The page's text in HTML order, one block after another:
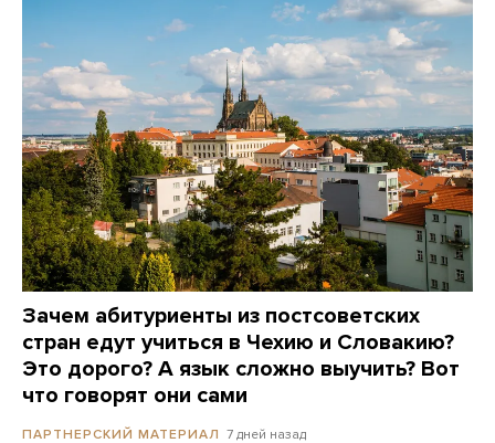
Зачем абитуриенты из постсоветских
стран едут учиться в Чехию и Словакию?
Это дорого? А язык сложно выучить? Вот
что говорят они сами
ПАРТНЕРСКИЙ МАТЕРИАЛ 7 дней назад